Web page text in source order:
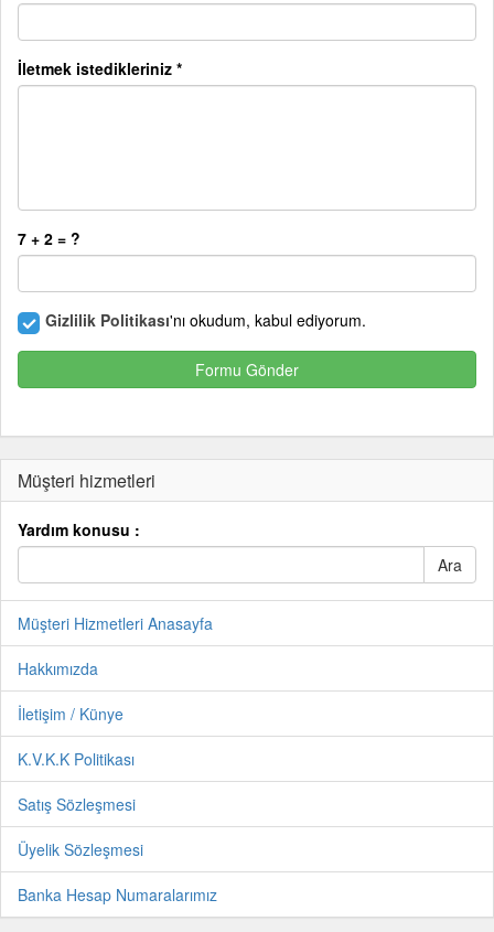
İletmek istedikleriniz *
7 + 2 = ?
Gizlilik Politikası'nı okudum, kabul ediyorum.
Müşteri hizmetleri
Yardım konusu :
Müşteri Hizmetleri Anasayfa
Hakkımızda
İletişim / Künye
K.V.K.K Politikası
Satış Sözleşmesi
Üyelik Sözleşmesi
Banka Hesap Numaralarımız